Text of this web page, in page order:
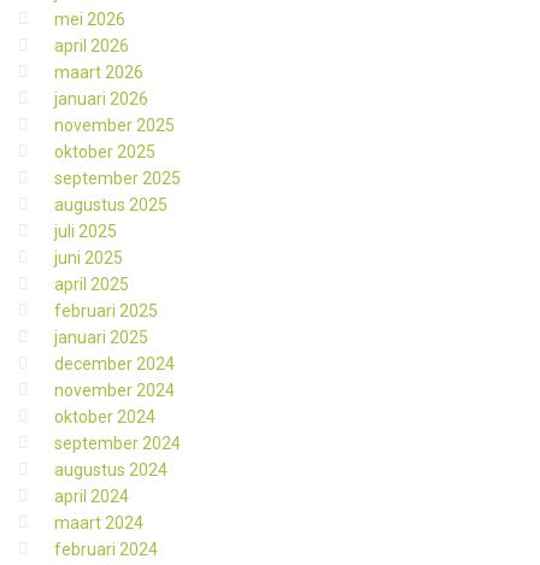
mei 2026
april 2026
maart 2026
januari 2026
november 2025
oktober 2025
september 2025
augustus 2025
juli 2025
juni 2025
april 2025
februari 2025
januari 2025
december 2024
november 2024
oktober 2024
september 2024
augustus 2024
april 2024
maart 2024
februari 2024